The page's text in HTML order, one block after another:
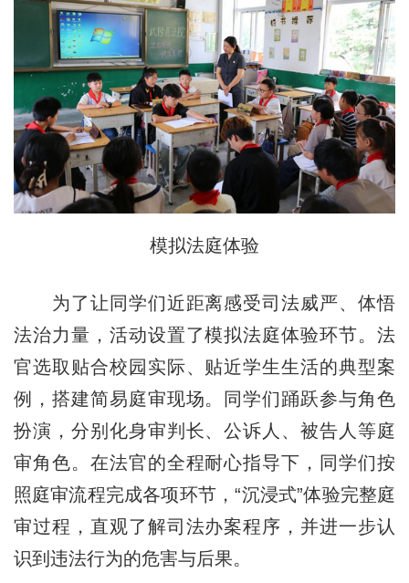
模拟法庭体验
为了让同学们近距离感受司法威严、体悟
法治力量，活动设置了模拟法庭体验环节。法
官选取贴合校园实际、贴近学生生活的典型案
例，搭建简易庭审现场。同学们踊跃参与角色
扮演，分别化身审判长、公诉人、被告人等庭
审角色。在法官的全程耐心指导下，同学们按
照庭审流程完成各项环节，“沉浸式”体验完整庭
审过程，直观了解司法办案程序，并进一步认
识到违法行为的危害与后果。